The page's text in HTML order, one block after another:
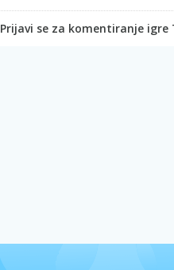
Prijavi se za komentiranje igre